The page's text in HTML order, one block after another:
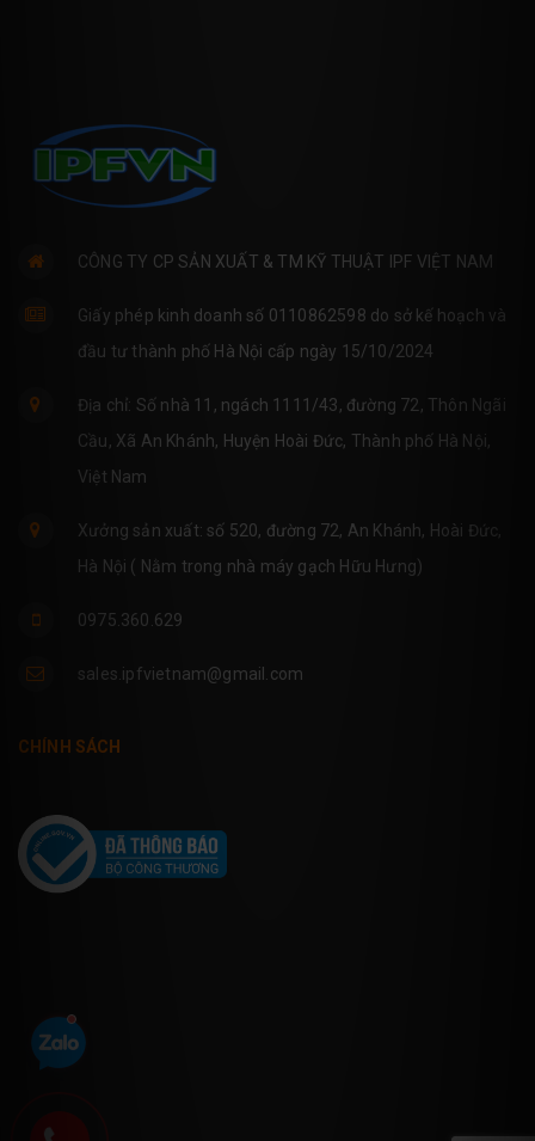
CÔNG TY CP SẢN XUẤT & TM KỸ THUẬT IPF VIỆT NAM
Giấy phép kinh doanh số 0110862598 do sở kế hoạch và
đầu tư thành phố Hà Nội cấp ngày 15/10/2024
Địa chỉ: Số nhà 11, ngách 1111/43, đường 72, Thôn Ngãi
Cầu, Xã An Khánh, Huyện Hoài Đức, Thành phố Hà Nội,
Việt Nam
Xưởng sản xuất: số 520, đường 72, An Khánh, Hoài Đức,
Hà Nội ( Nằm trong nhà máy gạch Hữu Hưng)
0975.360.629
sales.ipfvietnam@gmail.com
CHÍNH SÁCH